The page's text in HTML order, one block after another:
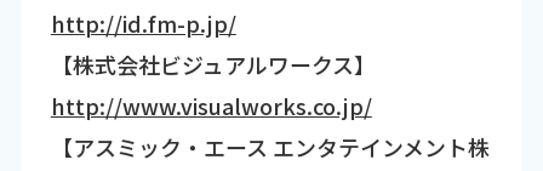
http://id.fm-p.jp/
【株式会社ビジュアルワークス】
http://www.visualworks.co.jp/
【アスミック・エース エンタテインメント株